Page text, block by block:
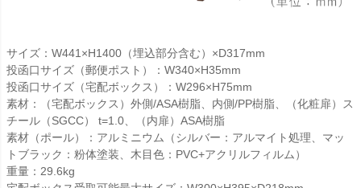
サイズ：W441×H1400（埋込部分含む）×D317mm
投函口サイズ（郵便ポスト）：W340×H35mm
投函口サイズ（宅配ボックス）：W296×H75mm
素材：（宅配ボックス）外側/ASA樹脂、内側/PP樹脂、（化粧扉）ス
チール（SGCC） t=1.0、（内扉）ASA樹脂
素材（ポール）：アルミニウム（シルバー：アルマイト処理、マッ
トブラック：粉体塗装、木目色：PVC+アクリルフィルム）
重量：29.6kg